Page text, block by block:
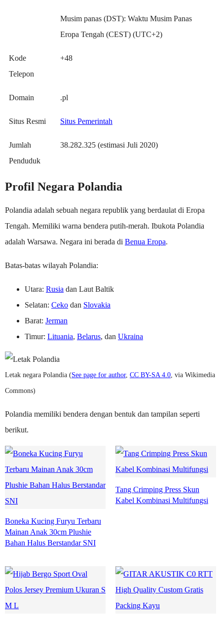
Musim panas (DST): Waktu Musim Panas
Eropa Tengah (CEST) (UTC+2)
Kode
Telepon
+48
Domain .pl
Situs Resmi Situs Pemerintah
Jumlah
Penduduk
38.282.325 (estimasi Juli 2020)
Profil Negara Polandia
Polandia adalah sebuah negara republik yang berdaulat di Eropa
Tengah. Memiliki warna bendera putih-merah. Ibukota Polandia
adalah Warsawa. Negara ini berada di Benua Eropa.
Batas-batas wilayah Polandia:
Utara: Rusia dan Laut Baltik
Selatan: Ceko dan Slovakia
Barat: Jerman
Timur: Lituania, Belarus, dan Ukraina
Letak negara Polandia (See page for author, CC BY-SA 4.0, via Wikimedia
Commons)
Polandia memiliki bendera dengan bentuk dan tampilan seperti
berikut.
Boneka Kucing Furyu Terbaru
Mainan Anak 30cm Plushie
Bahan Halus Berstandar SNI
Tang Crimping Press Skun
Kabel Kombinasi Multifungsi